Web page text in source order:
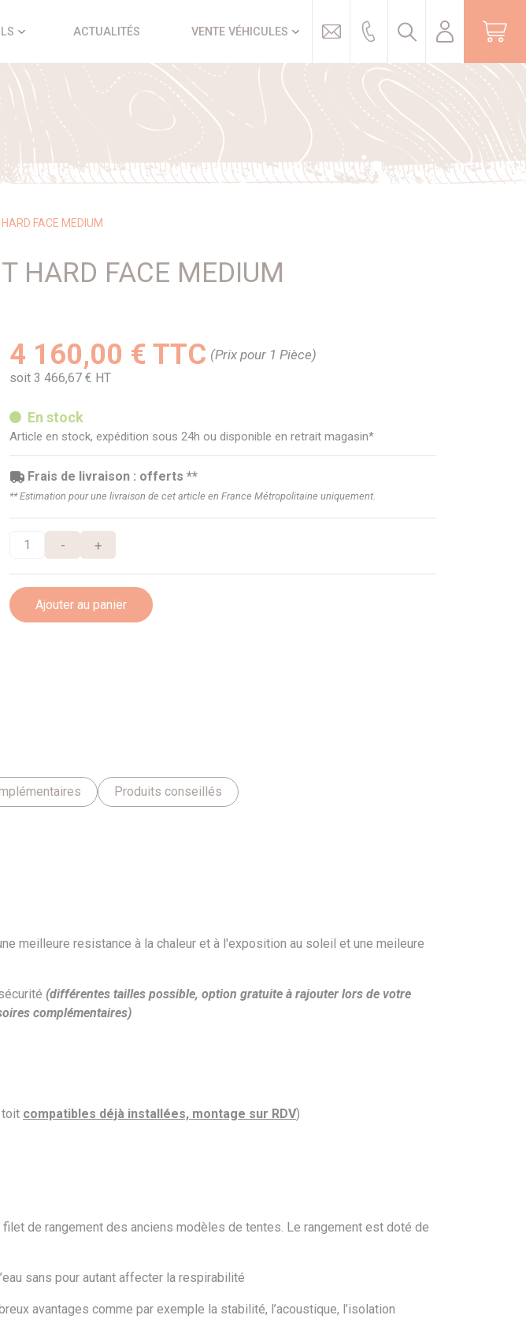
ACTUALITÉS VENTE VÉHICULES
FACE MEDIUM
HARD FACE MEDIUM
4 160,00 € TTC (Prix pour 1 Pièce)
soit 3 466,67 € HT
En stock
Article en stock, expédition sous 24h ou disponible en retrait magasin*
Frais de livraison : offerts **
** Estimation pour une livraison de cet article en France Métropolitaine uniquement.
- +
Ajouter au panier
Produits conseillés
meilleure resistance à la chaleur et à l'exposition au soleil et une meileure
(différentes tailles possible, option gratuite à rajouter lors de votre
complémentaires)
toit compatibles déjà installées, montage sur RDV)
de rangement des anciens modèles de tentes. Le rangement est doté de
sans pour autant affecter la respirabilité
avantages comme par exemple la stabilité, l’acoustique, l’isolation